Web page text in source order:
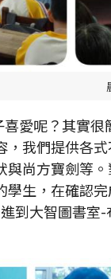
愛呢？其實很
，我們提供各
與尚方寶劍等
學生，在確認
到大智圖書